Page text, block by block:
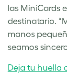
las MiniCards
destinatario.
manos
seamos
Deja tu huella